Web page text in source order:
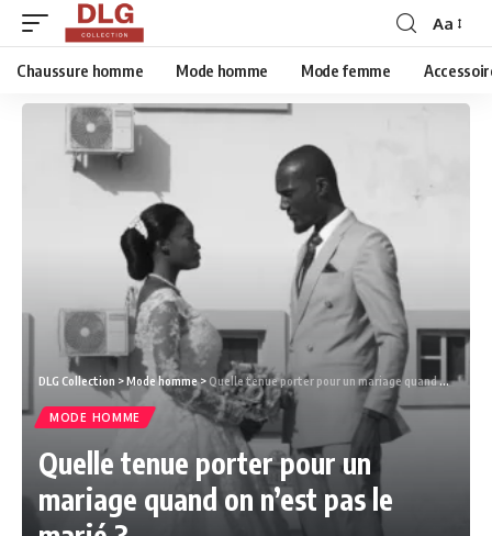
Aa
Chaussure homme Mode homme Mode femme
DLG Collection >Mode homme> Quelle tenue porter pour un mariage quand on n’est pas le marié ?
MODE HOMME
Quelle tenue porter pour un
mariage quand on n’est pas le